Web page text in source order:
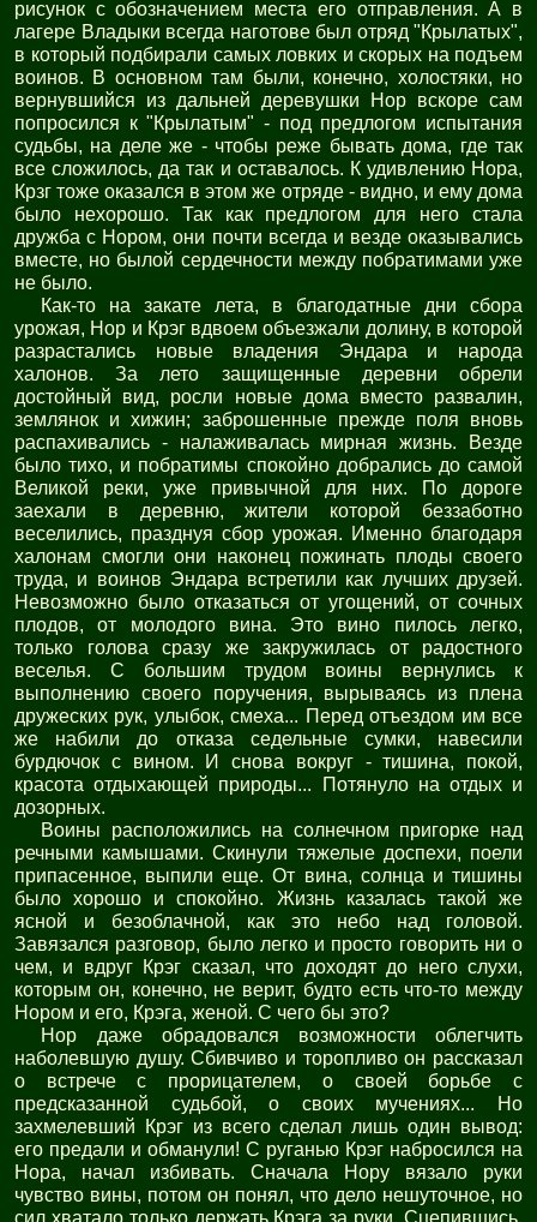
рисунок с обозначением места его отправления. А в
лагере Владыки всегда наготове был отряд "Крылатых",
в который подбирали самых ловких и скорых на подъем
воинов. В основном там были, конечно, холостяки, но
вернувшийся из дальней деревушки Нор вскоре сам
попросился к "Крылатым" - под предлогом испытания
судьбы, на деле же - чтобы реже бывать дома, где так
все сложилось, да так и оставалось. К удивлению Нора,
Крзг тоже оказался в этом же отряде - видно, и ему дома
было нехорошо. Так как предлогом для него стала
дружба с Нором, они почти всегда и везде оказывались
вместе, но былой сердечности между побратимами уже
не было.
Как-то на закате лета, в благодатные дни сбора
урожая, Нор и Крэг вдвоем объезжали долину, в которой
разрастались новые владения Эндара и народа
халонов. За лето защищенные деревни обрели
достойный вид, росли новые дома вместо развалин,
землянок и хижин; заброшенные прежде поля вновь
распахивались - налаживалась мирная жизнь. Везде
было тихо, и побратимы спокойно добрались до самой
Великой реки, уже привычной для них. По дороге
заехали в деревню, жители которой беззаботно
веселились, празднуя сбор урожая. Именно благодаря
халонам смогли они наконец пожинать плоды своего
труда, и воинов Эндара встретили как лучших друзей.
Невозможно было отказаться от угощений, от сочных
плодов, от молодого вина. Это вино пилось легко,
только голова сразу же закружилась от радостного
веселья. С большим трудом воины вернулись к
выполнению своего поручения, вырываясь из плена
дружеских рук, улыбок, смеха... Перед отъездом им все
же набили до отказа седельные сумки, навесили
бурдючок с вином. И снова вокруг - тишина, покой,
красота отдыхающей природы... Потянуло на отдых и
дозорных.
Воины расположились на солнечном пригорке над
речными камышами. Скинули тяжелые доспехи, поели
припасенное, выпили еще. От вина, солнца и тишины
было хорошо и спокойно. Жизнь казалась такой же
ясной и безоблачной, как это небо над головой.
Завязался разговор, было легко и просто говорить ни о
чем, и вдруг Крэг сказал, что доходят до него слухи,
которым он, конечно, не верит, будто есть что-то между
Нором и его, Крэга, женой. С чего бы это?
Нор даже обрадовался возможности облегчить
наболевшую душу. Сбивчиво и торопливо он рассказал
о встрече с прорицателем, о своей борьбе с
предсказанной судьбой, о своих мучениях... Но
захмелевший Крэг из всего сделал лишь один вывод:
его предали и обманули! С руганью Крэг набросился на
Нора, начал избивать. Сначала Нору вязало руки
чувство вины, потом он понял, что дело нешуточное, но
сил хватало только держать Крэга за руки. Сцепившись,